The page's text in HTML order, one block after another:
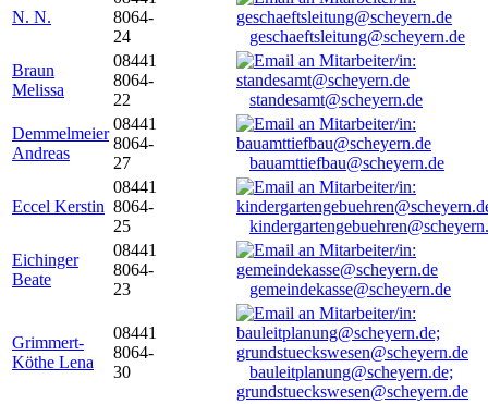
N. N.
8064-
24
geschaeftsleitung@scheyern.de
Braun
Melissa
08441
8064-
22
standesamt@scheyern.de
Demmelmeier
Andreas
08441
8064-
27
bauamttiefbau@scheyern.de
Eccel Kerstin
08441
8064-
25
Eichinger
Beate
08441
8064-
23
gemeindekasse@scheyern.de
Grimmert-
Köthe Lena
08441
8064-
30
bauleitplanung@scheyern.de;
grundstueckswesen@scheyern.de